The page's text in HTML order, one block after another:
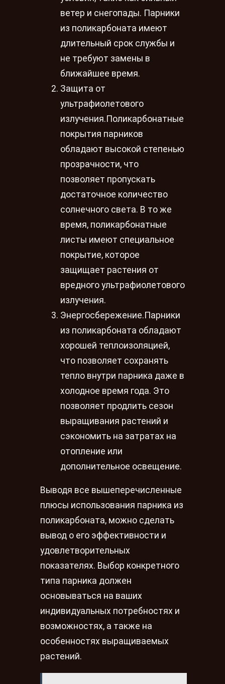
ветер и снегопады. Парники
из поликарбоната имеют
длительный срок службы и
не требуют замены в
ближайшее время.
Защита от
ультрафиолетового
излучения.Поликарбонатные
покрытия парников
обладают высокой степенью
прозрачности, что
позволяет пропускать
достаточное количество
солнечного света. В то же
время, поликарбонатные
листы имеют специальное
покрытие, которое
защищает растения от
вредного ультрафиолетового
излучения.
Энергосбережение.Парники
из поликарбоната обладают
хорошей теплоизоляцией,
что позволяет сохранять
тепло внутри парника даже в
холодное время года. Это
позволяет продлить сезон
выращивания растений и
сэкономить на затратах на
отопление или
дополнительное освещение.
Выводя все вышеперечисленные
плюсы использования парника из
поликарбоната, можно сделать
вывод о его эффективности и
удовлетворительных
показателях. Выбор конкретного
типа парника должен
основываться на ваших
индивидуальных потребностях и
возможностях, а также на
особенностях выращиваемых
растений.